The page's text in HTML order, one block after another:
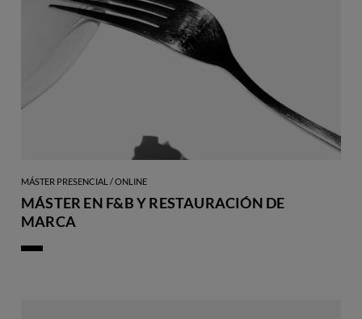
MÁSTER PRESENCIAL / ONLINE
MÁSTER EN F&B Y RESTAURACIÓN DE
MARCA